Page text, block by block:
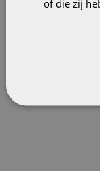
of die zij